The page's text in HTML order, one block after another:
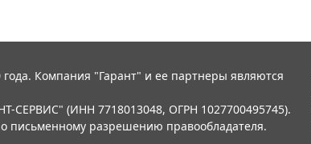
Компания "Гарант" и ее партнеры являются
СЕРВИС" (ИНН 7718013048, ОГРН 1027700495745).
письменному разрешению правообладателя.